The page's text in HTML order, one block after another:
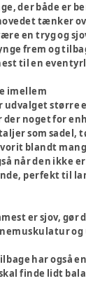
der både er
tænker
en tryg og
frem og
til en
imellem
større
noget for
som sadel,
blandt
når den ikke
perfekt til
er sjov,
har også
finde lidt